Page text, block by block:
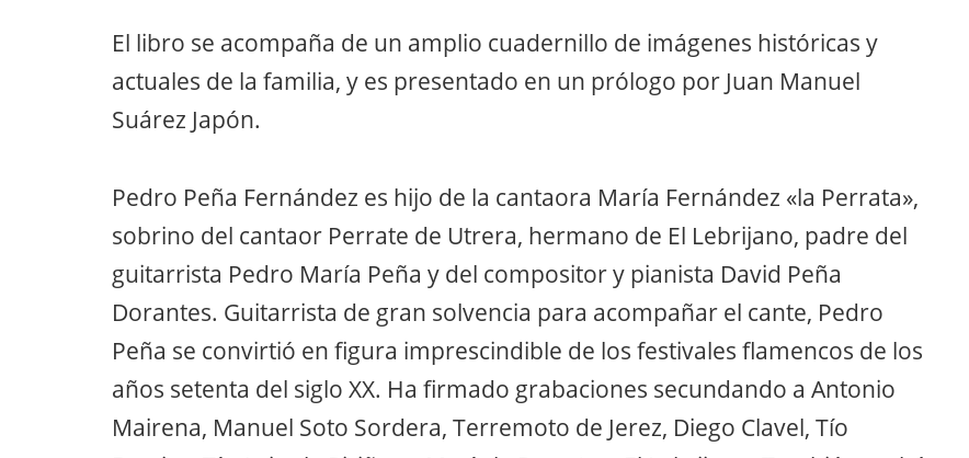
El libro se acompaña de un amplio cuadernillo de imágenes históricas y
actuales de la familia, y es presentado en un prólogo por Juan Manuel
Suárez Japón.
Pedro Peña Fernández es hijo de la cantaora María Fernández «la Perrata»,
sobrino del cantaor Perrate de Utrera, hermano de El Lebrijano, padre del
guitarrista Pedro María Peña y del compositor y pianista David Peña
Dorantes. Guitarrista de gran solvencia para acompañar el cante, Pedro
Peña se convirtió en figura imprescindible de los festivales flamencos de los
años setenta del siglo XX. Ha firmado grabaciones secundando a Antonio
Mairena, Manuel Soto Sordera, Terremoto de Jerez, Diego Clavel, Tío